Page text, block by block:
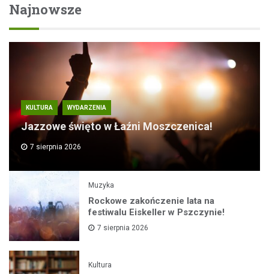
Najnowsze
KULTURA WYDARZENIA
Jazzowe święto w Łaźni Moszczenica!
7 sierpnia 2026
Muzyka
Rockowe zakończenie lata na
festiwalu Eiskeller w Pszczynie!
7 sierpnia 2026
Kultura